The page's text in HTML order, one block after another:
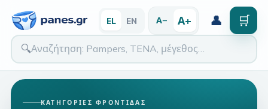
🔍
EL EN Α− Α+ 👤 🛒
ΚΑΤΗΓΟΡΊΕΣ ΦΡΟΝΤΊΔΑΣ